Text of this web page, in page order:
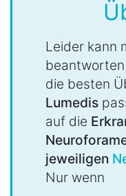
Leider kann
die besten
Lumedis
auf die
jeweiligen
Nur wenn